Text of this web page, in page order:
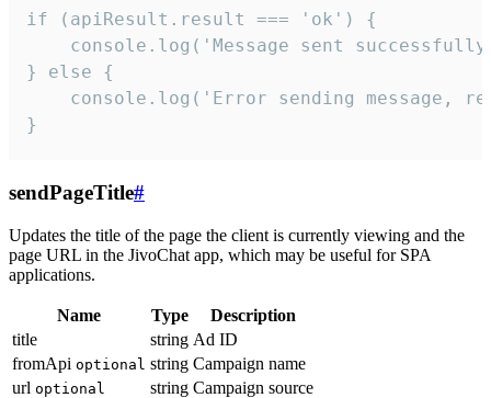
if (apiResult.result === 'ok') {
console.log('Message sent
} else {
console.log('Error sending message,
}
sendPageTitle#
Updates the title of the page the client is currently viewing and the
page URL in the JivoChat app, which may be useful for SPA
applications.
Name Type
Description
title
string Ad ID
fromApi optional string Campaign name
url optional string Campaign source